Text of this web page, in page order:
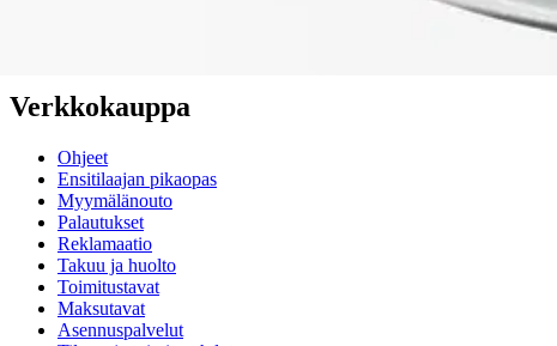
Verkkokauppa
Ohjeet
Ensitilaajan pikaopas
Myymälänouto
Palautukset
Reklamaatio
Takuu ja huolto
Toimitustavat
Maksutavat
Asennuspalvelut